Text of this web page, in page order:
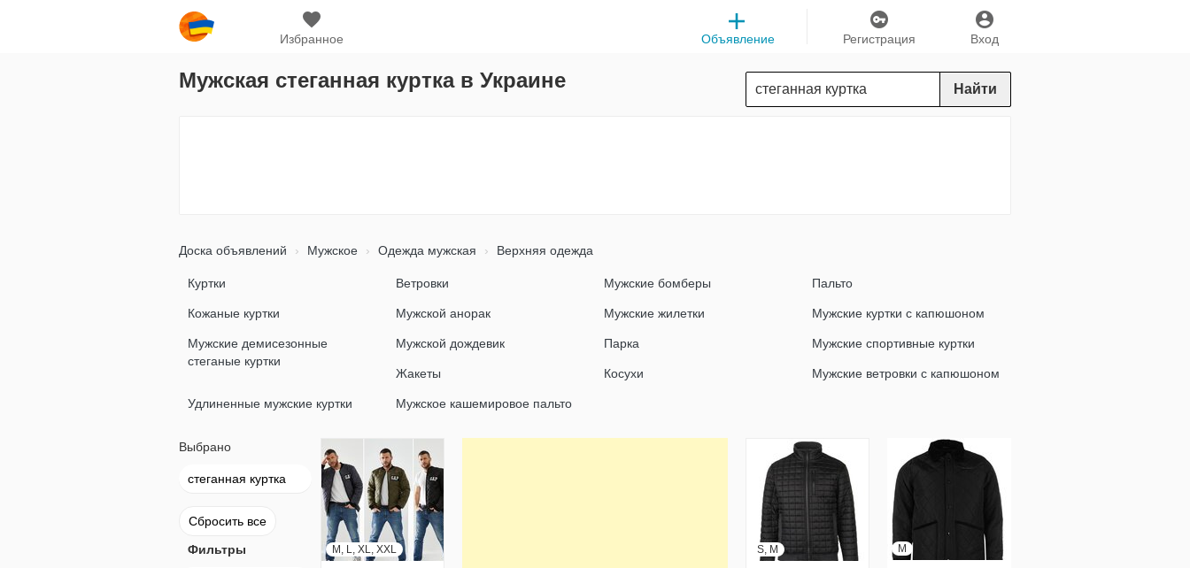
Избранное Вход
Регистрация
Объявление
Мужская стеганная куртка в Украине Найти
Доска объявлений Мужское Одежда мужская Верхняя одежда
Куртки Ветровки Мужские бомберы Пальто
Кожаные куртки Мужской анорак Мужские жилетки Мужские куртки с капюшоном
Мужские демисезонные
стеганые куртки
Мужской дождевик Парка Мужские спортивные куртки
Жакеты Косухи Мужские ветровки с капюшоном
Удлиненные мужские куртки Мужское кашемировое пальто
Выбрано
стеганная куртка
Сбросить все
Фильтры
M, L, XL, XXL S, M M